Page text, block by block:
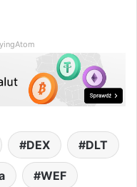
DEX DLT
WEF